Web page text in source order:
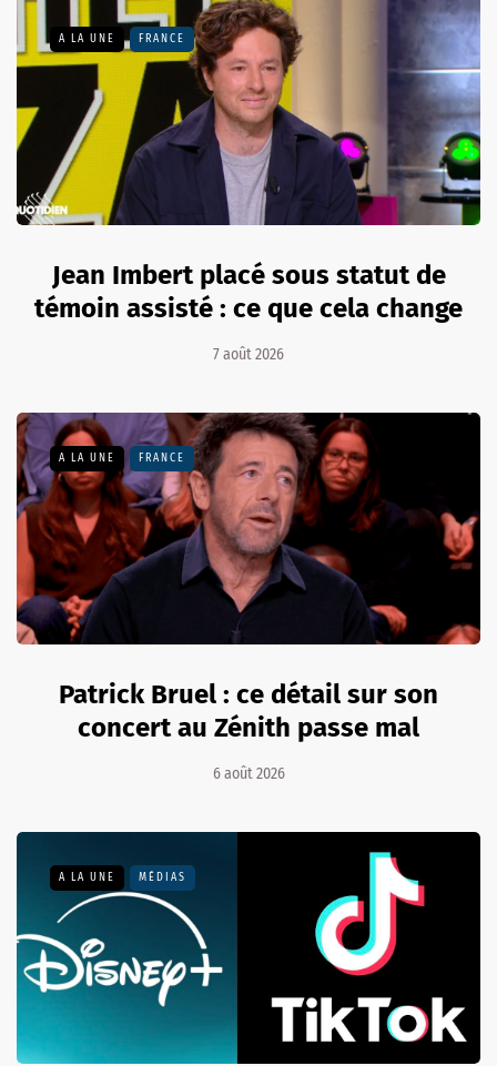
A LA UNE FRANCE
Jean Imbert placé sous statut de
témoin assisté : ce que cela change
7 août 2026
A LA UNE FRANCE
Patrick Bruel : ce détail sur son
concert au Zénith passe mal
6 août 2026
A LA UNE MÉDIAS